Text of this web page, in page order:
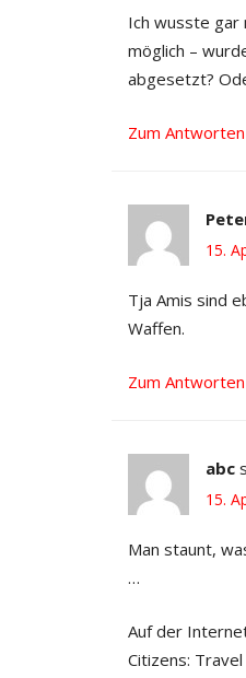
Ich wusste gar
möglich –
abgesetzt?
Zum
15.
Tja Amis sind
Waffen.
Zum
abc
15.
Man staunt,
…
Auf der
Citizens: